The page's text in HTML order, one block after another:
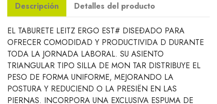
Descripción Detalles del producto
EL TABURETE LEITZ ERGO EST# DISEÐADO PARA
OFRECER COMODIDAD Y PRODUCTIVIDA D DURANTE
TODA LA JORNADA LABORAL. SU ASIENTO
TRIANGULAR TIPO SILLA DE MON TAR DISTRIBUYE EL
PESO DE FORMA UNIFORME, MEJORANDO LA
POSTURA Y REDUCIEND O LA PRESIËN EN LAS
PIERNAS. INCORPORA UNA EXCLUSIVA ESPUMA DE